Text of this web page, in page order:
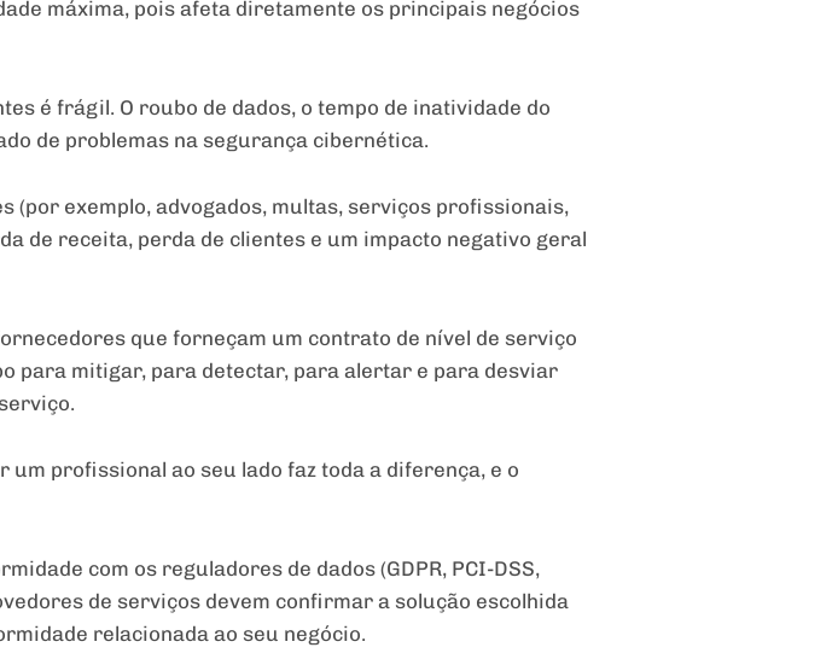
máxima, pois afeta diretamente os principais negócios
é frágil. O roubo de dados, o tempo de inatividade do
de problemas na segurança cibernética.
(por exemplo, advogados, multas, serviços profissionais,
de receita, perda de clientes e um impacto negativo geral
que forneçam um contrato de nível de serviço
para mitigar, para detectar, para alertar e para desviar
profissional ao seu lado faz toda a diferença, e o
com os reguladores de dados (GDPR, PCI-DSS,
de serviços devem confirmar a solução escolhida
relacionada ao seu negócio.